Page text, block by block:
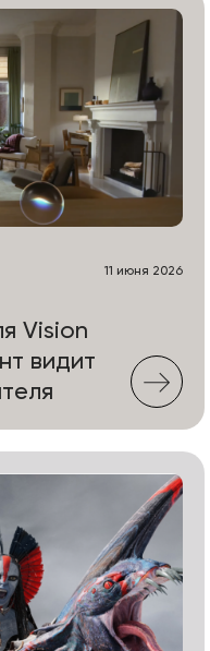
11 июня 2026
Vision
видит